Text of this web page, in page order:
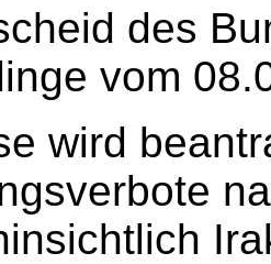
des
vom
wird